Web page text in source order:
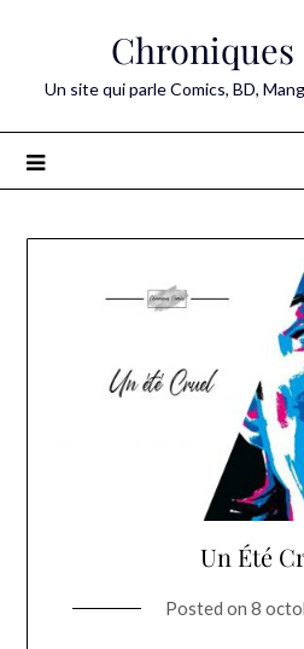
Chroniques
Un site qui parle Comics, BD,
Un Été
Posted on 8